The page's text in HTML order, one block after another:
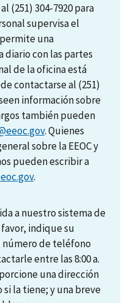
(251) 304-7920 para
supervisa el
una
diario con las partes
de la oficina está
contactarse al (251)
información sobre
también pueden
. Quienes
sobre la EEOC y
pueden escribir a
.
a nuestro sistema de
indique su
de teléfono
entre las 8:00 a.
una dirección
la tiene; y una breve